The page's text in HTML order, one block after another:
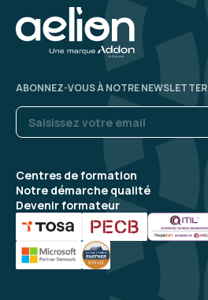
Centres de formation
Notre démarche qualité
Devenir formateur
ABONNEZ-VOUS À NOTRE NEWSLETTER